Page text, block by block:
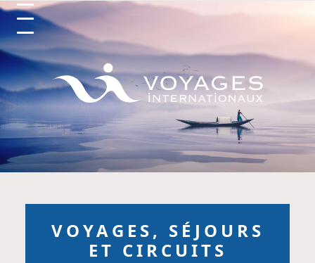
Circuits et Séjours en France,
VOYAGES, SÉJOURS
ET CIRCUITS